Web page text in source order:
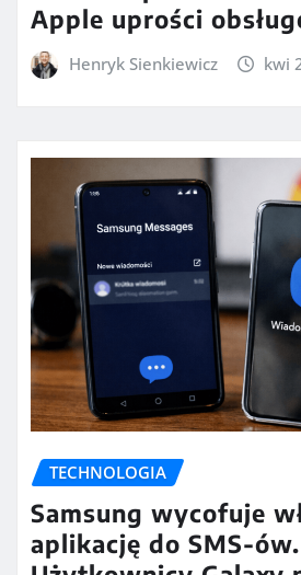
Apple uprości
Henryk Sienkiewicz kwi
TECHNOLOGIA
Samsung wycofuje
aplikację do SMS-ów.